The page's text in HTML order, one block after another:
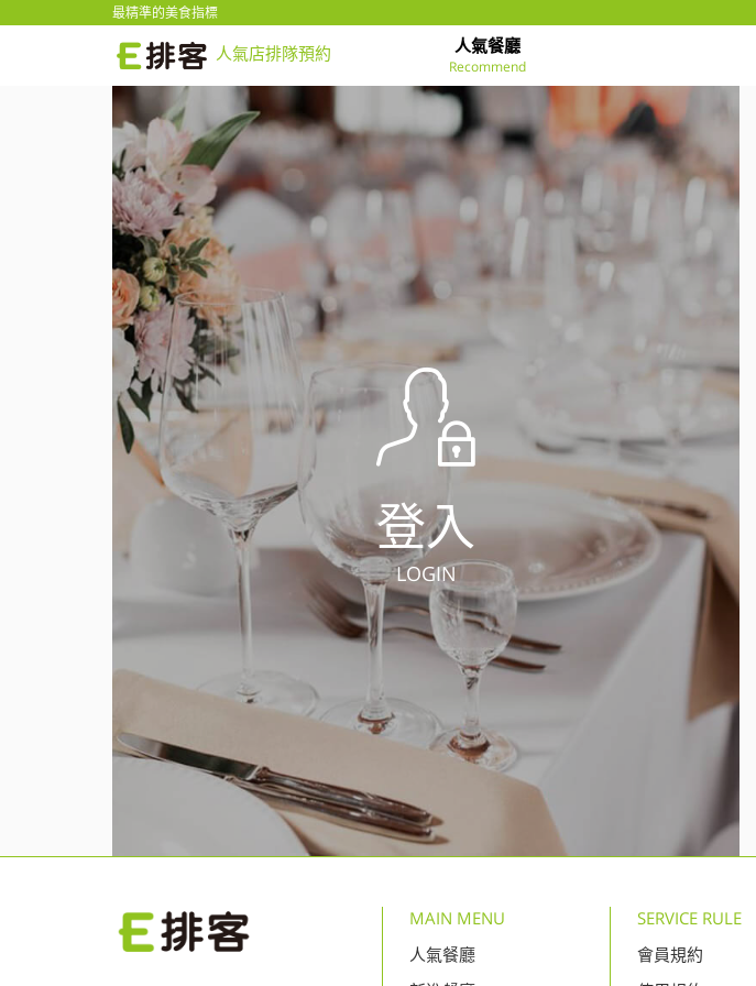
最精準的美食指標
人氣店排隊預約 人氣餐廳
Recommend
登入
LOGIN
MAIN MENU
人氣餐廳
SERVICE RULE
會員規約